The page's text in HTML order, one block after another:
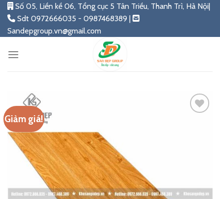
Skip
content
Số 05, Liền kề 06, Tổng cục 5 Tân Triều, Thanh Trì, Hà Nội|
Sdt 0972666035 - 0987468389 |
Sandepgroup.vn@gmail.com
Giảm giá!